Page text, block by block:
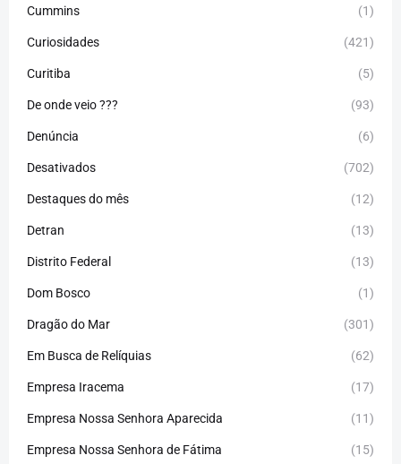
Cummins (1)
Curiosidades (421)
Curitiba (5)
De onde veio ??? (93)
Denúncia (6)
Desativados (702)
Destaques do mês (12)
Detran (13)
Distrito Federal (13)
Dom Bosco (1)
Dragão do Mar (301)
Em Busca de Relíquias (62)
Empresa Iracema (17)
Empresa Nossa Senhora Aparecida (11)
Empresa Nossa Senhora de Fátima (15)